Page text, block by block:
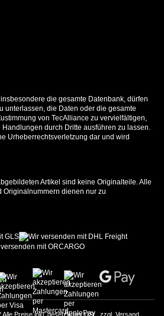
die gesamte Datenbank, dürfen
unterlassen, die Daten oder die gesamte
von TecAlliance zu vervielfältigen,
durch Dritte ausführen zu lassen.
Urheberrechtsverletzung dar und wird
Artikel sind keine Originalteile. Alle
dienen nur zu
Alle Preise inkl. gesetzlicher USt., zzgl. Versand